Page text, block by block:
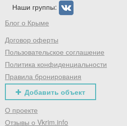
Наши группы:
Блог о Крыме
Договор оферты
Пользовательское соглашение
Политика конфиденциальности
Правила бронирования
Добавить объект
О проекте
Отзывы о Vkrim.info